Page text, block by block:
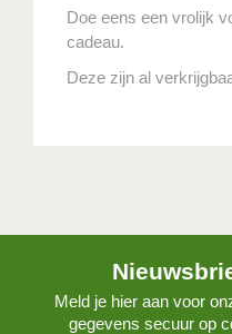
Doe eens een vrolijk
cadeau.
Deze zijn al
Meld je hier aan voor
gegevens secuur op